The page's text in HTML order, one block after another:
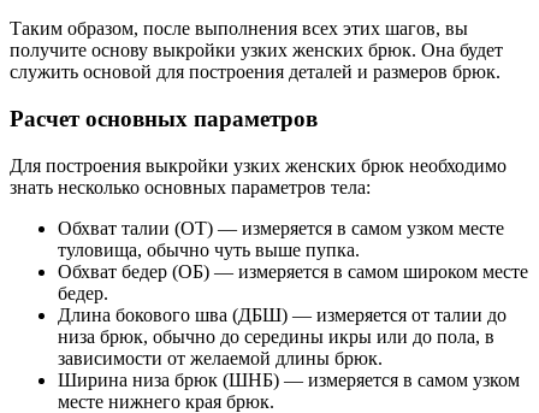
Таким образом, после выполнения всех этих шагов, вы
получите основу выкройки узких женских брюк. Она будет
служить основой для построения деталей и размеров брюк.
Расчет основных параметров
Для построения выкройки узких женских брюк необходимо
знать несколько основных параметров тела:
Обхват талии (ОТ) — измеряется в самом узком месте
туловища, обычно чуть выше пупка.
Обхват бедер (ОБ) — измеряется в самом широком месте
бедер.
Длина бокового шва (ДБШ) — измеряется от талии до
низа брюк, обычно до середины икры или до пола, в
зависимости от желаемой длины брюк.
Ширина низа брюк (ШНБ) — измеряется в самом узком
месте нижнего края брюк.